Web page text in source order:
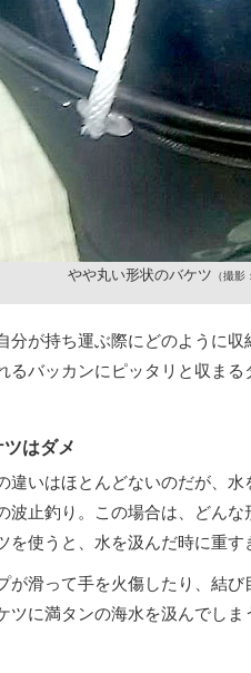
やや丸い形状のバケツ （撮
分が持ち運ぶ際にどのように
るバッカンにピッタリと収ま
はダメ
違いはほとんどないのだが、
波止釣り。この場合は、どん
を使うと、水を汲んだ時に重す
が滑って手を火傷したり、結
ツに満タンの海水を汲んでし